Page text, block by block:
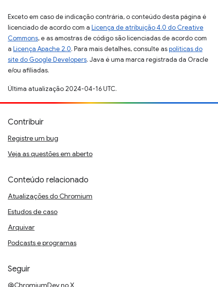
Exceto em caso de indicação contrária, o conteúdo desta página é
licenciado de acordo com a Licença de atribuição 4.0 do Creative
Commons, e as amostras de código são licenciadas de acordo com
a Licença Apache 2.0. Para mais detalhes, consulte aspolíticas do
site do Google Developers. Java é uma marca registrada da Oracle
e/ou afiliadas.
Última atualização 2024-04-16 UTC.
Contribuir
Registre um bug
Veja as questões em aberto
Conteúdo relacionado
Atualizações do Chromium
Estudos de caso
Arquivar
Podcasts e programas
Seguir
@ChromiumDev no X